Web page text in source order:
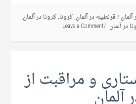
/قرنطینه در آلمان,کرونا,کرونا در آلمان,
در آلمان Leave a Comment
و مراقبت از
آلمان